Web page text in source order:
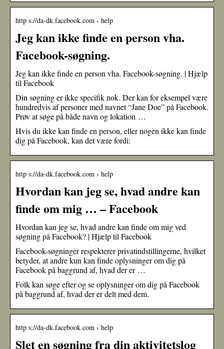
http s://da-dk.facebook.com › help
Jeg kan ikke finde en person vha.
Facebook-søgning.
Jeg kan ikke finde en person vha. Facebook-søgning. | Hjælp
til Facebook
Din søgning er ikke specifik nok. Der kan for eksempel være
hundredvis af personer med navnet “Jane Doe” på Facebook.
Prøv at søge på både navn og lokation …
Hvis du ikke kan finde en person, eller nogen ikke kan finde
dig på Facebook, kan det være fordi:
http s://da-dk.facebook.com › help
Hvordan kan jeg se, hvad andre kan
finde om mig … – Facebook
Hvordan kan jeg se, hvad andre kan finde om mig ved
søgning på Facebook? | Hjælp til Facebook
Facebook-søgninger respekterer privatindstillingerne, hvilket
betyder, at andre kun kan finde oplysninger om dig på
Facebook på baggrund af, hvad der er …
Folk kan søge efter og se oplysninger om dig på Facebook
på baggrund af, hvad der er delt med dem.
http s://da-dk.facebook.com › help
Slet en søgning fra din aktivitetslog